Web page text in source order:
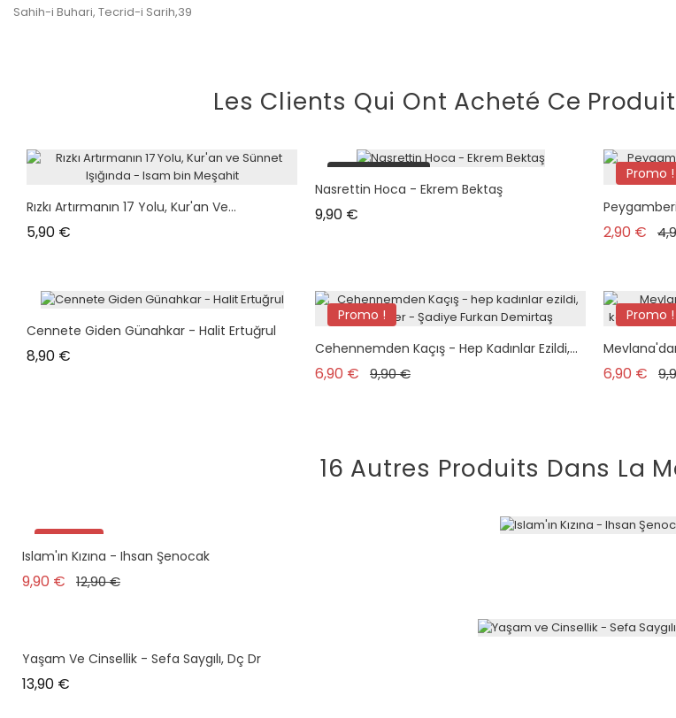
Sahih-i Buhari, Tecrid-i Sarih,39
Les Clients Qui Ont Acheté Ce
Rızkı Artırmanın 17 Yolu, Kur'an Ve...
5,90 €
plus en stock
Nasrettin Hoca - Ekrem Bektaş
9,90 €
Promo !
plus en
2,90 €
Cennete Giden Günahkar - Halit Ertuğrul
8,90 €
Promo !
Cehennemden Kaçış - Hep Kadınlar Ezildi,...
6,90 € Prix de base
9,90 €Prix
Promo !
6,90 €
16 Autres Produits Dans La
Promo !
Islam'ın Kızına - Ihsan Şenocak
9,90 € Prix de base
12,90 €Prix
Yaşam Ve Cinsellik - Sefa Saygılı, Dç Dr
13,90 €